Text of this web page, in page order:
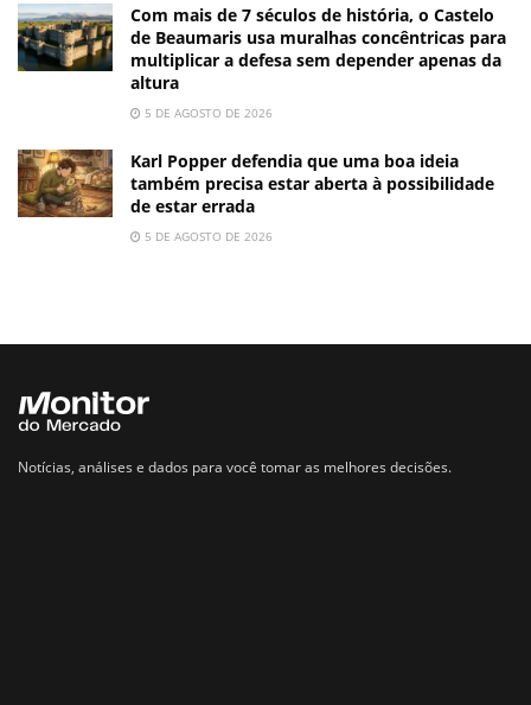
Com mais de 7 séculos de história, o Castelo
de Beaumaris usa muralhas concêntricas para
multiplicar a defesa sem depender apenas da
altura
5 DE AGOSTO DE 2026
Karl Popper defendia que uma boa ideia
também precisa estar aberta à possibilidade
de estar errada
5 DE AGOSTO DE 2026
Notícias, análises e dados para você tomar as melhores decisões.